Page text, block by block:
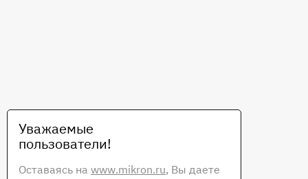
Уважаемые
пользователи!
Оставаясь на www.mikron.ru, Вы даете